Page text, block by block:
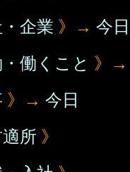
企業 》→ 今日
働くこと 》→
》→ 今日
所 》